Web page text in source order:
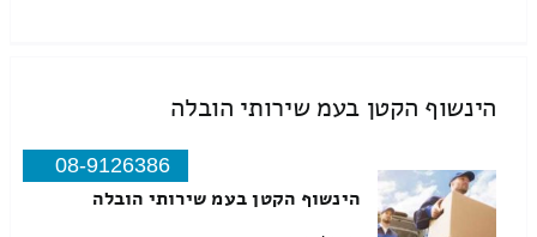
הינשוף הקטן בעמ שירותי הובלה
08-9126386
הינשוף הקטן בעמ שירותי הובלה